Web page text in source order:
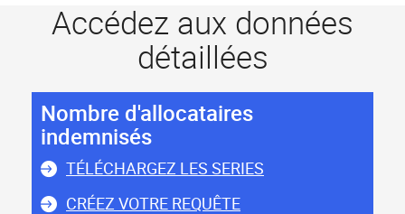
Accédez aux données
détaillées
Nombre d'allocataires
indemnisés
TÉLÉCHARGEZ LES SERIES
CRÉEZ VOTRE REQUÊTE